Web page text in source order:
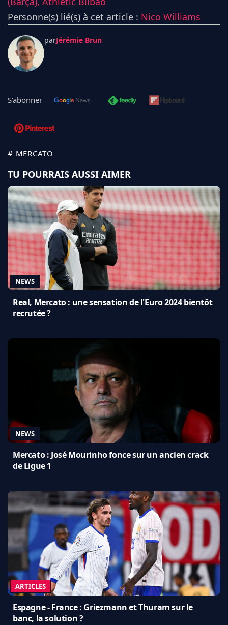
Personne(s) lié(s) à cet article : Nico Williams
parJérémie Brun
S'abonner
# MERCATO
TU POURRAIS AUSSI AIMER
NEWS
Real, Mercato : une sensation de l'Euro 2024 bientôt
recrutée ?
NEWS
Mercato : José Mourinho fonce sur un ancien crack
de Ligue 1
ARTICLES
Espagne - France : Griezmann et Thuram sur le
banc, la solution ?